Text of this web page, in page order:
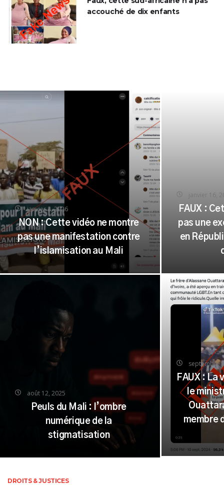
accouché de dix enfants
janvier 2, 2026
NON : Cette vidéo ne montre
pas une manifestation contre
l’islamisation au Mali
août 12, 2025
Peuls du Mali : l’ombre
numérique de la
stigmatisation
janvier 16,
FAUX :
pas une
en
septembre
FAUX : La
le
membre
DROITS & JUSTICES